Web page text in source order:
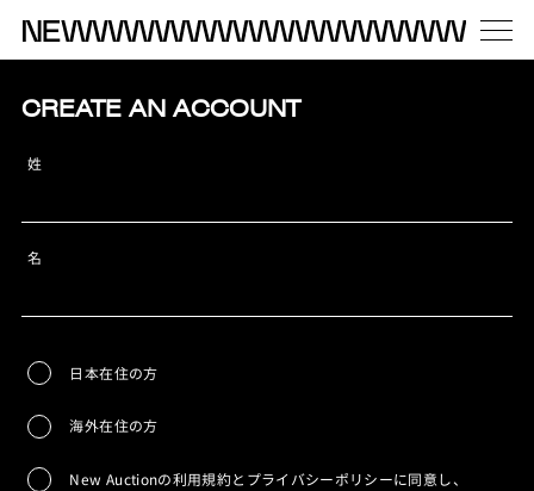
CREATE AN ACCOUNT
姓
名
日本在住の方
海外在住の方
New Auctionの利用規約とプライバシーポリシーに同意し、